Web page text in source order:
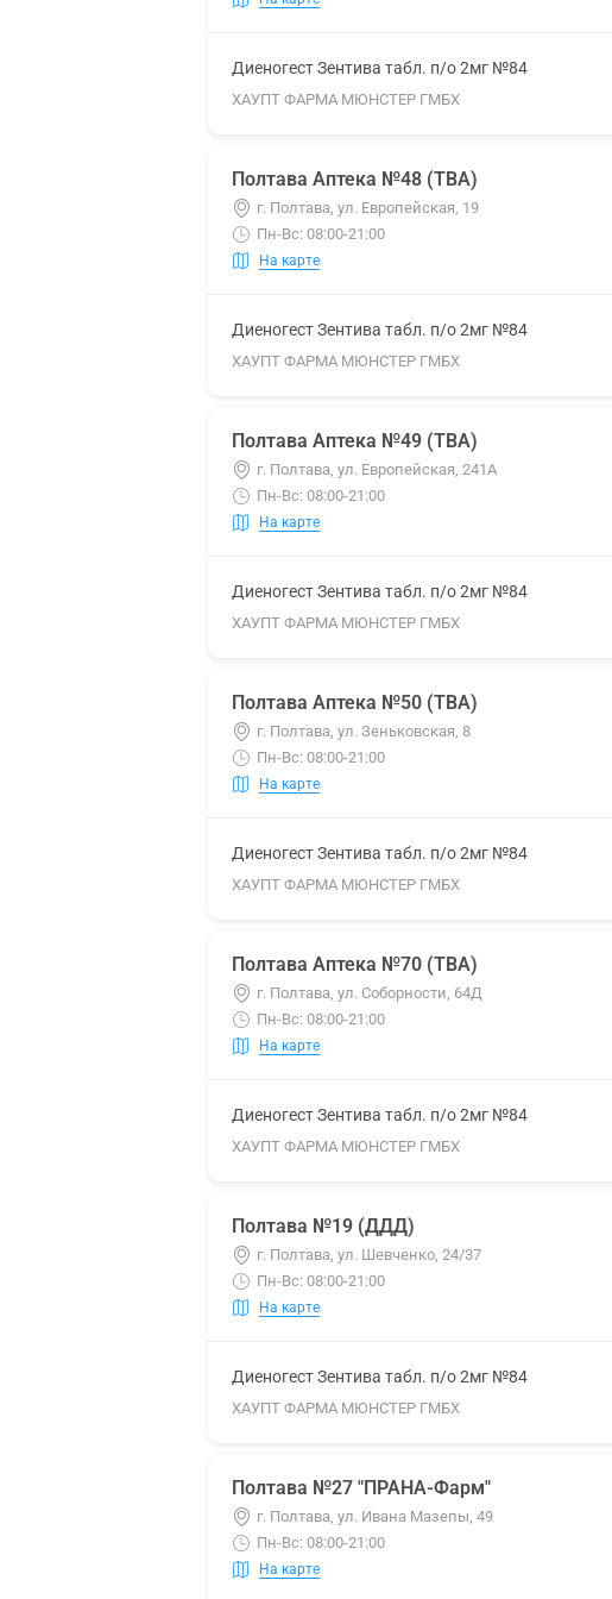
Диеногест Зентива табл. п/о 2мг №84
ХАУПТ ФАРМА МЮНСТЕР ГМБХ
Полтава Аптека №48 (ТВА)
г. Полтава, ул. Европейская, 19
Пн-Вс: 08:00-21:00
На карте
Диеногест Зентива табл. п/о 2мг №84
ХАУПТ ФАРМА МЮНСТЕР ГМБХ
Полтава Аптека №49 (ТВА)
г. Полтава, ул. Европейская, 241А
Пн-Вс: 08:00-21:00
На карте
Диеногест Зентива табл. п/о 2мг №84
ХАУПТ ФАРМА МЮНСТЕР ГМБХ
Полтава Аптека №50 (ТВА)
г. Полтава, ул. Зеньковская, 8
Пн-Вс: 08:00-21:00
На карте
Диеногест Зентива табл. п/о 2мг №84
ХАУПТ ФАРМА МЮНСТЕР ГМБХ
Полтава Аптека №70 (ТВА)
г. Полтава, ул. Соборности, 64Д
Пн-Вс: 08:00-21:00
На карте
Диеногест Зентива табл. п/о 2мг №84
ХАУПТ ФАРМА МЮНСТЕР ГМБХ
Полтава №19 (ДДД)
г. Полтава, ул. Шевченко, 24/37
Пн-Вс: 08:00-21:00
На карте
Диеногест Зентива табл. п/о 2мг №84
ХАУПТ ФАРМА МЮНСТЕР ГМБХ
Полтава №27 "ПРАНА-Фарм"
г. Полтава, ул. Ивана Мазепы, 49
Пн-Вс: 08:00-21:00
На карте